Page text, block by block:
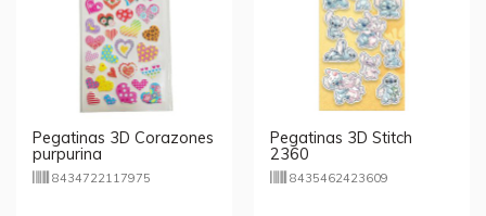
Pegatinas 3D Corazones
purpurina
8434722117975
Pegatinas 3D Stitch
2360
8435462423609